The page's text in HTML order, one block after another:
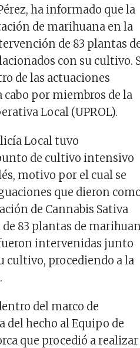
ha informado que la
de marihuana en la
de 83 plantas
con su cultivo.
de las actuaciones
por miembros de la
Local (UPROL).
Local tuvo
de cultivo intensivo
motivo por el cual se
que dieron
de Cannabis Sativa
83 plantas de
intervenidas junto
cultivo, procediendo a la
del marco de
del hecho al Equipo de
que procedió a realizar